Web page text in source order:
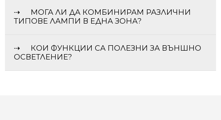
МОГА ЛИ ДА КОМБИНИРАМ РАЗЛИЧНИ
ТИПОВЕ ЛАМПИ В ЕДНА ЗОНА?
КОИ ФУНКЦИИ СА ПОЛЕЗНИ ЗА ВЪНШНО
ОСВЕТЛЕНИЕ?